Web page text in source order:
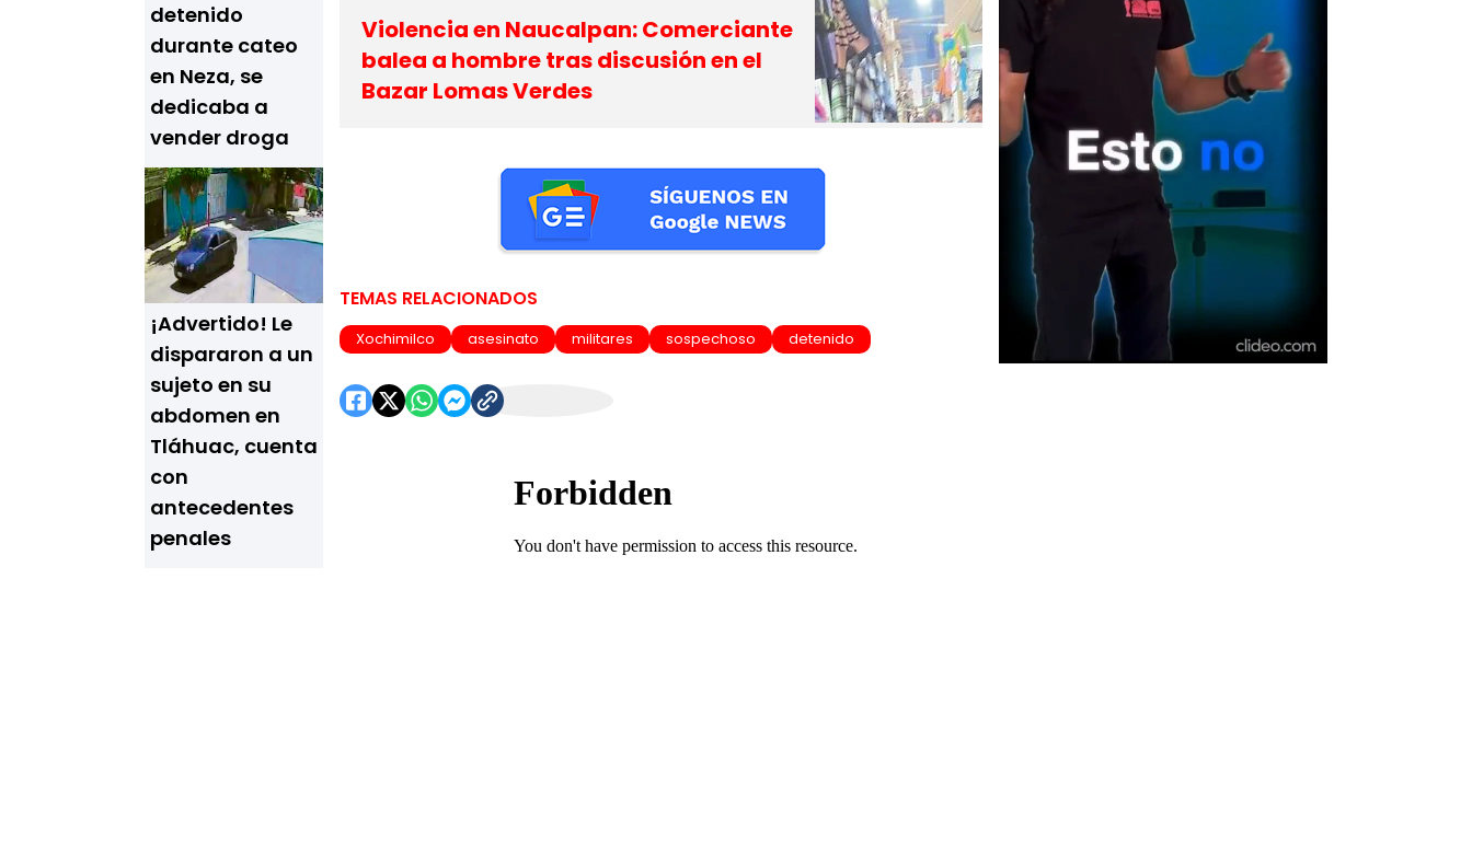
detenido
durante cateo
en Neza, se
dedicaba a
vender droga
¡Advertido! Le
dispararon a un
sujeto en su
abdomen en
Tláhuac, cuenta
con
antecedentes
penales
Violencia en Naucalpan: Comerciante
balea a hombre tras discusión en el
Bazar Lomas Verdes
TEMAS RELACIONADOS
Xochimilco asesinato militares sospechoso detenido